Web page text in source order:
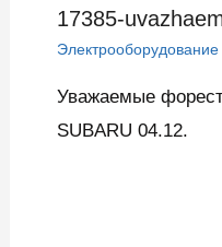
17385-
Электрооборудование
Уважаемые
SUBARU 04.12.